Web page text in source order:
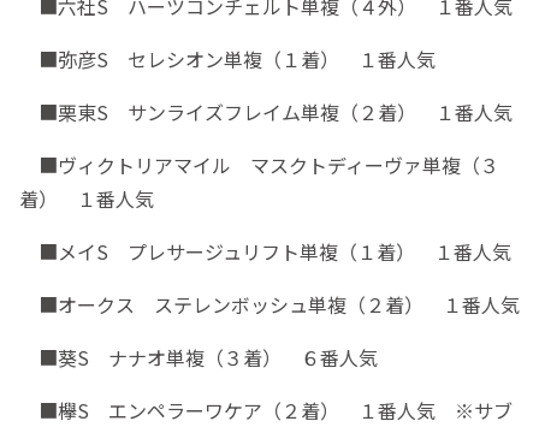
■六社S ハーツコンチェルト単複（４外） １番人気
■弥彦S セレシオン単複（１着） １番人気
■栗東S サンライズフレイム単複（２着） １番人気
■ヴィクトリアマイル マスクトディーヴァ単複（３
着） １番人気
■メイS プレサージュリフト単複（１着） １番人気
■オークス ステレンボッシュ単複（２着） １番人気
■葵S ナナオ単複（３着） ６番人気
■欅S エンペラーワケア（２着） １番人気 ※サブ